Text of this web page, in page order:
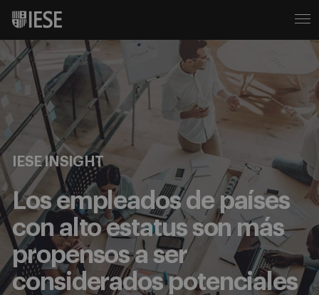
IESE INSIGHT
Los empleados de países
con alto estatus son más
propensos a ser
considerados potenciales